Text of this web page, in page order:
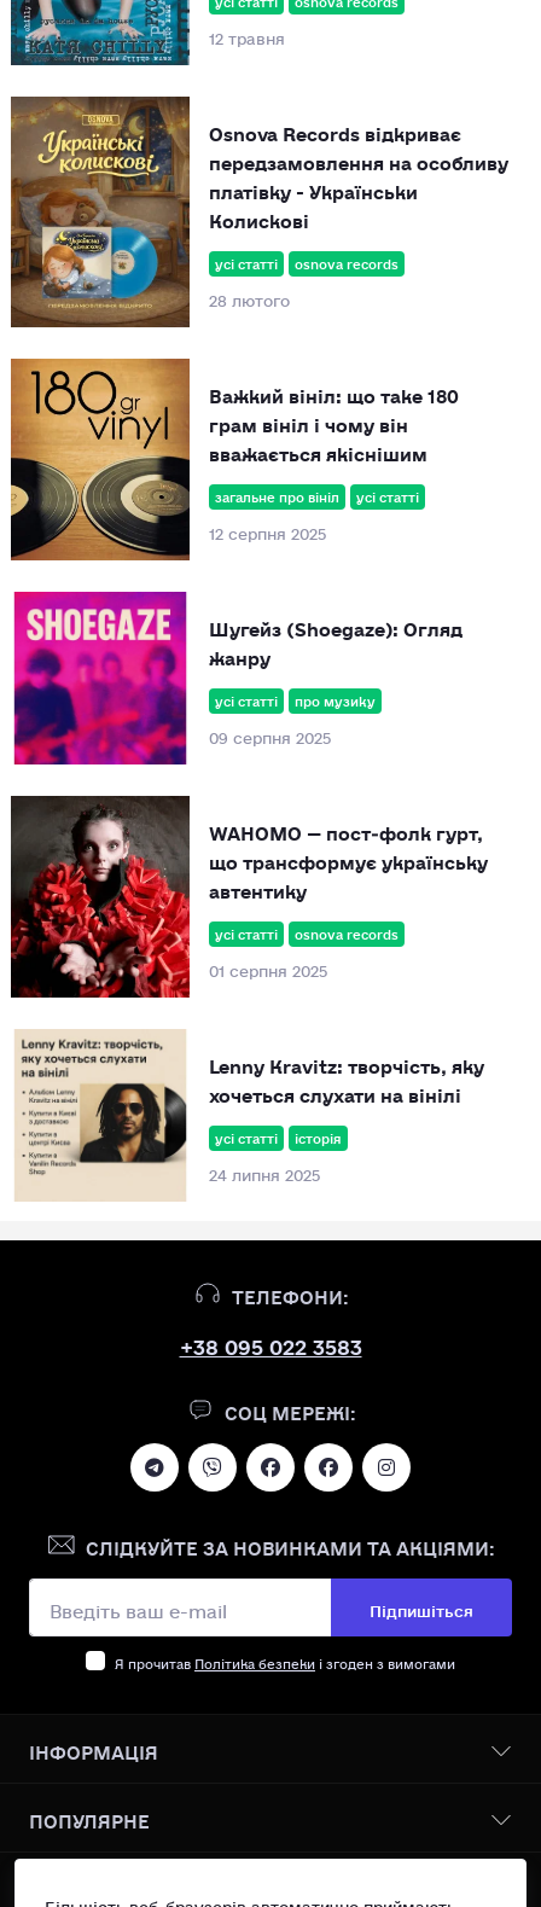
12 травня
усі статті osnova records
28 лютого
Osnova Records відкриває
передзамовлення на особливу
платівку - Українськи
Колискові
загальне про вініл усі статті
12 серпня 2025
Важкий вініл: що таке 180
грам вініл і чому він
вважається якіснішим
усі статті про музику
09 серпня 2025
Шугейз (Shoegaze): Огляд
жанру
усі статті osnova records
01 серпня 2025
WAHOMO — пост‑фолк гурт,
що трансформує українську
автентику
усі статті історія
24 липня 2025
Lenny Kravitz: творчість, яку
хочеться слухати на вінілі
ТЕЛЕФОНИ:
+38 095 022 3583
СОЦ МЕРЕЖІ:
СЛІДКУЙТЕ ЗА НОВИНКАМИ ТА АКЦІЯМИ:
Підпишіться
Я прочитав Політика безпеки і згоден з вимогами
ІНФОРМАЦІЯ
Про нас
Доставка І оплата
ПОПУЛЯРНЕ
Всі товари
Vanilin Records Service